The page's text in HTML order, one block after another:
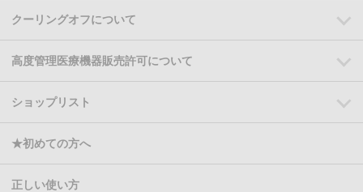
クーリングオフについて
高度管理医療機器販売許可について
ショップリスト
★初めての方へ
正しい使い方